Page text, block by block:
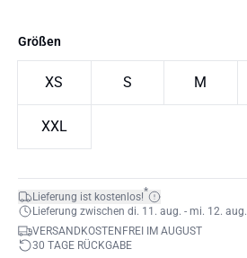
Größen
XS S M
XXL
Lieferung ist kostenlos!*
Lieferung zwischen di. 11. aug. - mi. 12. aug.
VERSANDKOSTENFREI IM AUGUST
30 TAGE RÜCKGABE